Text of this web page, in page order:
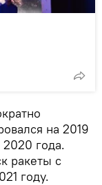
на 2019
года.
ракеты с
году.